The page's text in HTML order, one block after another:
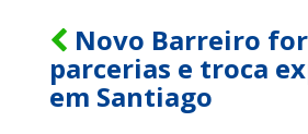
Novo Barreiro
parcerias e troca
em Santiago